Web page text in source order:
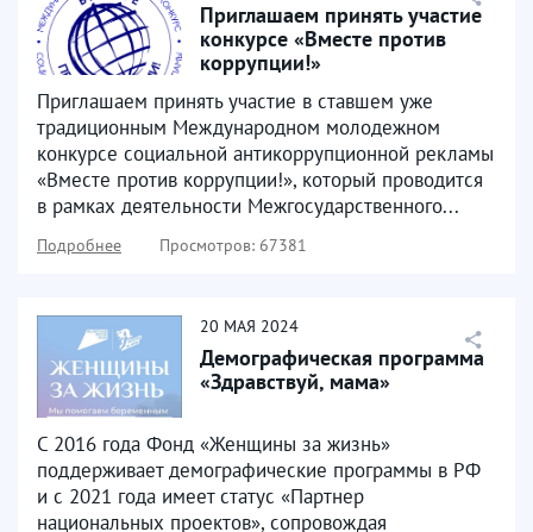
Приглашаем принять участие
конкурсе «Вместе против
коррупции!»
Приглашаем принять участие в ставшем уже
традиционным Международном молодежном
конкурсе социальной антикоррупционной рекламы
«Вместе против коррупции!», который проводится
в рамках деятельности Межгосударственного...
Подробнее Просмотров: 67381
20 МАЯ 2024
Демографическая программа
«Здравствуй, мама»
С 2016 года Фонд «Женщины за жизнь»
поддерживает демографические программы в РФ
и с 2021 года имеет статус «Партнер
национальных проектов», сопровождая